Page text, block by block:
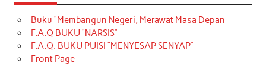
Buku “Membangun Negeri, Merawat Masa Depan
F.A.Q BUKU “NARSIS”
F.A.Q. BUKU PUISI “MENYESAP SENYAP”
Front Page